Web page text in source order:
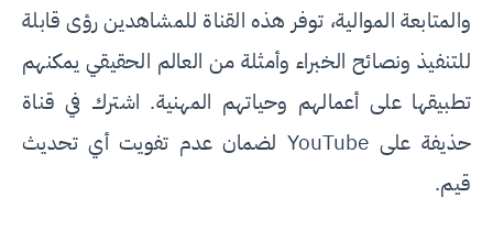
والمتابعة الموالية، توفر هذه القناة للمشاهدين رؤى قابلة
للتنفيذ ونصائح الخبراء وأمثلة من العالم الحقيقي يمكنهم
تطبيقها على أعمالهم وحياتهم المهنية. اشترك في قناة
حذيفة على YouTube لضمان عدم تفويت أي تحديث
قيم.